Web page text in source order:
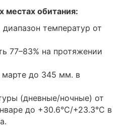
местах обитания:
температур от
77–83% на протяжении
до 345 мм. в
(дневные/ночные) от
до +30.6°С/+23.3°С в